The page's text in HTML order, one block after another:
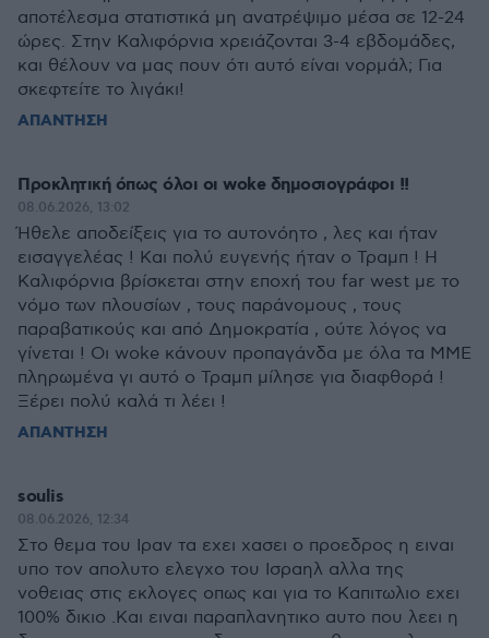
αποτέλεσμα στατιστικά μη ανατρέψιμο μέσα σε 12-24
ώρες. Στην Καλιφόρνια χρειάζονται 3-4 εβδομάδες,
και θέλουν να μας πουν ότι αυτό είναι νορμάλ; Για
σκεφτείτε το λιγάκι!
ΑΠΑΝΤΗΣΗ
Προκλητική όπως όλοι οι woke δημοσιογράφοι !!
08.06.2026, 13:02
Ήθελε αποδείξεις για το αυτονόητο , λες και ήταν
εισαγγελέας ! Και πολύ ευγενής ήταν ο Τραμπ ! Η
Καλιφόρνια βρίσκεται στην εποχή του far west με το
νόμο των πλουσίων , τους παράνομους , τους
παραβατικούς και από Δημοκρατία , ούτε λόγος να
γίνεται ! Οι woke κάνουν προπαγάνδα με όλα τα ΜΜΕ
πληρωμένα γι αυτό ο Τραμπ μίλησε για διαφθορά !
Ξέρει πολύ καλά τι λέει !
ΑΠΑΝΤΗΣΗ
soulis
08.06.2026, 12:34
Στο θεμα του Ιραν τα εχει χασει ο προεδρος η ειναι
υπο τον απολυτο ελεγχο του Ισραηλ αλλα της
νοθειας στις εκλογες οπως και για το Καπιτωλιο εχει
100% δικιο .Και ειναι παραπλανητικο αυτο που λεει η